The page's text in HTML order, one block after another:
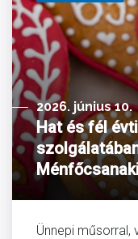
2026. június 10.
Hat és fél
Ünnepi műsorral,